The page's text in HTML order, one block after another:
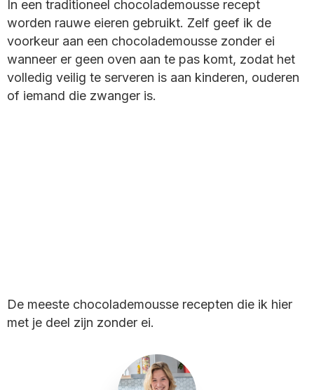
In een traditioneel chocolademousse recept
worden rauwe eieren gebruikt. Zelf geef ik de
voorkeur aan een chocolademousse zonder ei
wanneer er geen oven aan te pas komt, zodat het
volledig veilig te serveren is aan kinderen, ouderen
of iemand die zwanger is.
De meeste chocolademousse recepten die ik hier
met je deel zijn zonder ei.